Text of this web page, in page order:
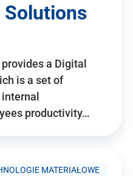
Solutions
a Digital
is a set of
productivity…
MATERIAŁOWE